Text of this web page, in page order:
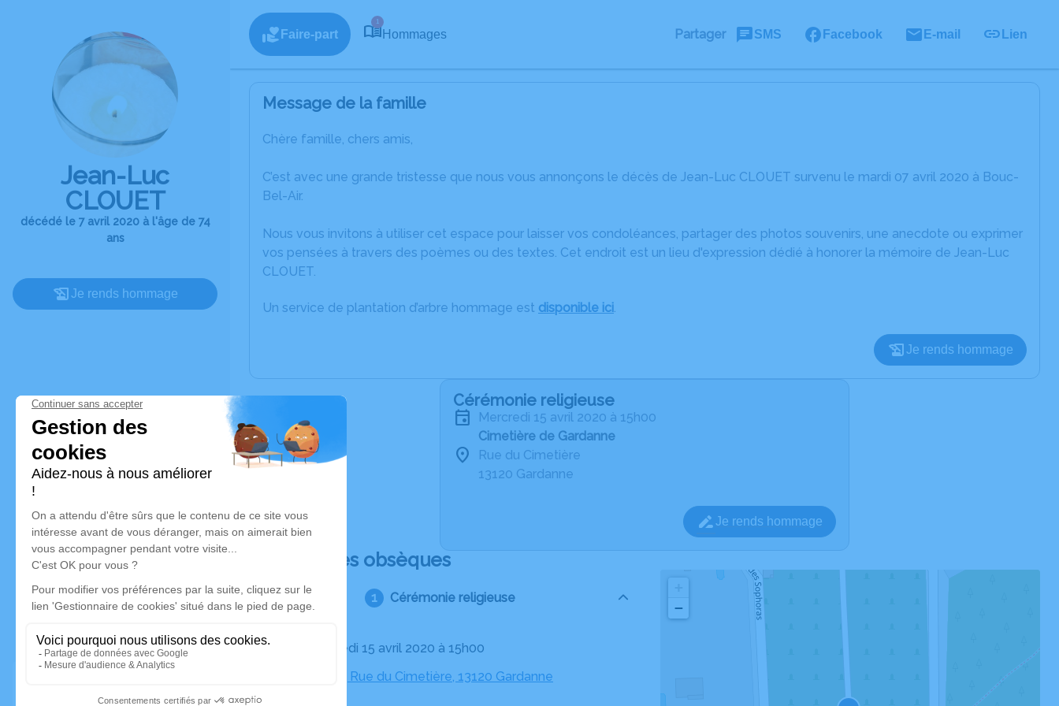
Jean-Luc
CLOUET
décédé le 7 avril 2020 à l'âge de 74
ans
Je rends hommage
Faire-part
1
Hommages Partager SMS Facebook E-mail Lien
Message de la famille
Chère famille, chers amis,
C’est avec une grande tristesse que nous vous annonçons le décès de Jean-Luc CLOUET survenu le mardi 07 avril 2020 à Bouc-
Bel-Air.
Nous vous invitons à utiliser cet espace pour laisser vos condoléances, partager des photos souvenirs, une anecdote ou exprimer
vos pensées à travers des poèmes ou des textes. Cet endroit est un lieu d'expression dédié à honorer la mémoire de Jean-Luc
CLOUET.
Un service de plantation d’arbre hommage est disponible ici.
Je rends hommage
Cérémonie religieuse
mercredi 15 avril 2020 à 15h00
Cimetière de Gardanne
Rue du Cimetière
13120 Gardanne
Je rends hommage
Déroulé des obsèques
Cérémonie religieuse
Le mercredi 15 avril 2020 à 15h00
Cimetière, Rue du Cimetière, 13120 Gardanne
−